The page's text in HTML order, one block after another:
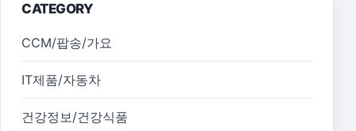
CATEGORY
CCM/팝송/가요
IT제품/자동차
건강정보/건강식품